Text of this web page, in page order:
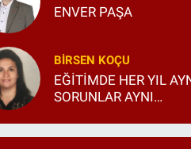
ENVER PAŞA
BIRSEN KOÇU
EĞİTİMDE HER YIL
SORUNLAR AYNI